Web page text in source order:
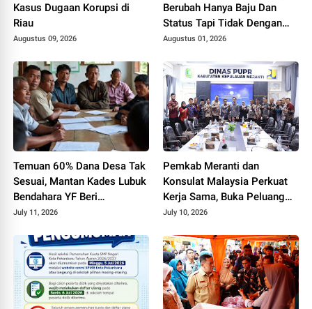
Kasus Dugaan Korupsi di
Riau
Augustus 09, 2026
Berubah Hanya Baju Dan
Status Tapi Tidak Dengan
Gaji Kami
Augustus 01, 2026
Temuan 60% Dana Desa Tak
Sesuai, Mantan Kades Lubuk
Bendahara YF Beri
Tanggapan
July 11, 2026
Pemkab Meranti dan
Konsulat Malaysia Perkuat
Kerja Sama, Buka Peluang
Kerja, Beasiswa, hingga
July 10, 2026